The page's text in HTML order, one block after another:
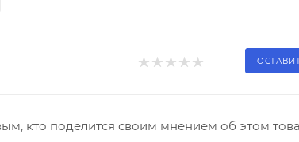
кто поделится своим мнением об этом